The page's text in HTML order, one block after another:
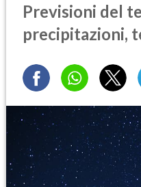
Previsioni del
precipitazioni,